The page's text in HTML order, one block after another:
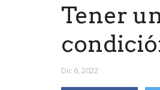
Tener
Dic 6, 2022